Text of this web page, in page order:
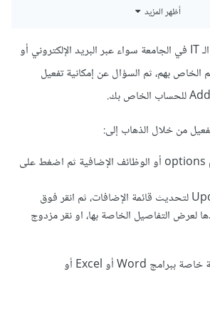
أظهر المزيد
عليك بالتواصل مع قسم الـ IT في الجامعة سواء عبر البريد الإلكتروني أو
بهم، ثم السؤال عن إمكانية تفعيل
من خلال الذهاب إلى:
النقر فوق File ثم options أو الوظائف الإضافية ثم اضغط على
اضغط على Update لتحديث قائمة الإضافات، ثم انقر فوق
لعرض التفاصيل الخاصة بها، او نقر مزدوج
علمًا بأنّ الخطوات السابقة خاصة ببرامج Word أو Excel أو